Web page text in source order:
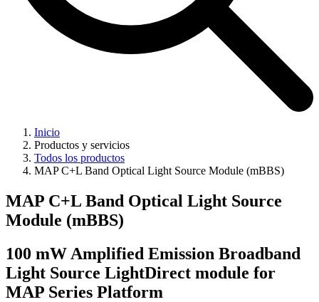
Inicio
Productos y servicios
Todos los productos
MAP C+L Band Optical Light Source Module (mBBS)
MAP C+L Band Optical Light Source
Module (mBBS)
100 mW Amplified Emission Broadband
Light Source LightDirect module for
MAP Series Platform